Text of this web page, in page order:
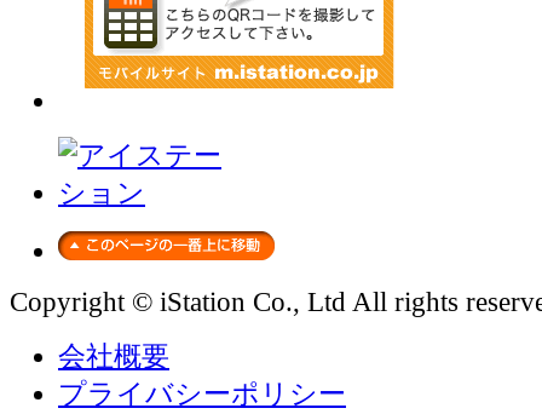
Copyright © iStation Co., Ltd All rights
会社概要
プライバシーポリシー